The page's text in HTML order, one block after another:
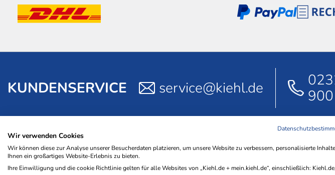
Wir verwenden Cookies
Wir können diese zur Analyse unserer Besucherdaten platzieren, um unsere Website zu verbessern, personalisierte
Ihnen ein großartiges Website-Erlebnis zu bieten.
Ihre Einwilligung und die cookie Richtlinie gelten für alle Websites von „Kiehl.de + mein.kiehl.de“, einschließlich:
KUNDENSERVICE service@kiehl.de
900
© 2026 NWB Verlag. Kiehl ist eine Marke des NWB Verlags.
AGBDATENSCHUTZ